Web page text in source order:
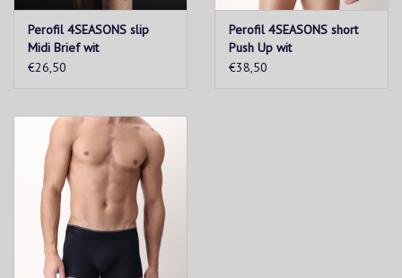
Perofil 4SEASONS slip
Midi Brief wit
€26,50
Perofil 4SEASONS short
Push Up wit
€38,50